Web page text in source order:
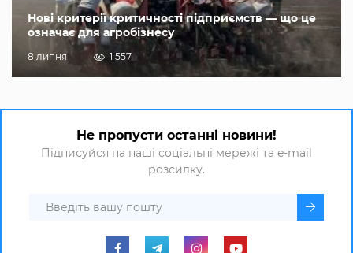
Нові критерії критичності підприємств — що це
означає для агробізнесу
8 липня 1 557
Не пропусти останні новини!
Підписуйся на наші соціальні мережі та e-mail
розсилку.